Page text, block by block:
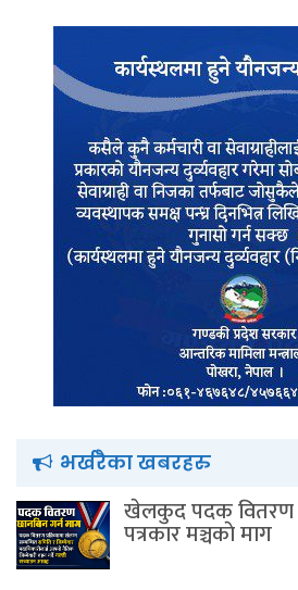
भर्खरैका खबरहरु
खेलकुद पदक वितरण
पत्रकार मञ्चकाे माग